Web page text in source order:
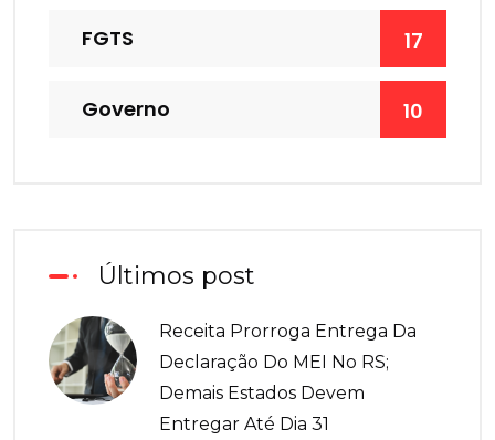
FGTS 17
Governo 10
Últimos post
Receita Prorroga Entrega Da
Declaração Do MEI No RS;
Demais Estados Devem
Entregar Até Dia 31